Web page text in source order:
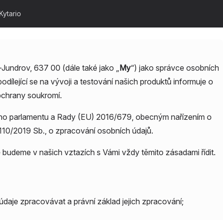
637 00 (dále také jako „My“) jako správce osobních
se na vývoji a testování našich produktů informuje o
soukromí.
parlamentu a Rady (EU) 2016/679, obecným nařízením o
2019 Sb., o zpracování osobních údajů.
v našich vztazích s Vámi vždy těmito zásadami řídit.
zpracovávat a právní základ jejich zpracování;